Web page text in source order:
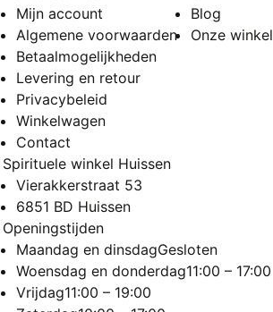
Mijn account
Algemene voorwaarden
Betaalmogelijkheden
Levering en retour
Privacybeleid
Winkelwagen
Contact
Blog
Onze winkel
Spirituele winkel Huissen
Vierakkerstraat 53
6851 BD Huissen
Openingstijden
Maandag en dinsdagGesloten
Woensdag en donderdag11:00 – 17:00
Vrijdag11:00 – 19:00